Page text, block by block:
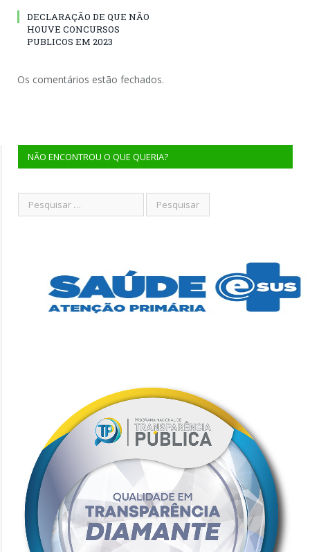
DECLARAÇÃO DE QUE NÃO
HOUVE CONCURSOS
PUBLICOS EM 2023
Os comentários estão fechados.
NÃO ENCONTROU O QUE QUERIA?